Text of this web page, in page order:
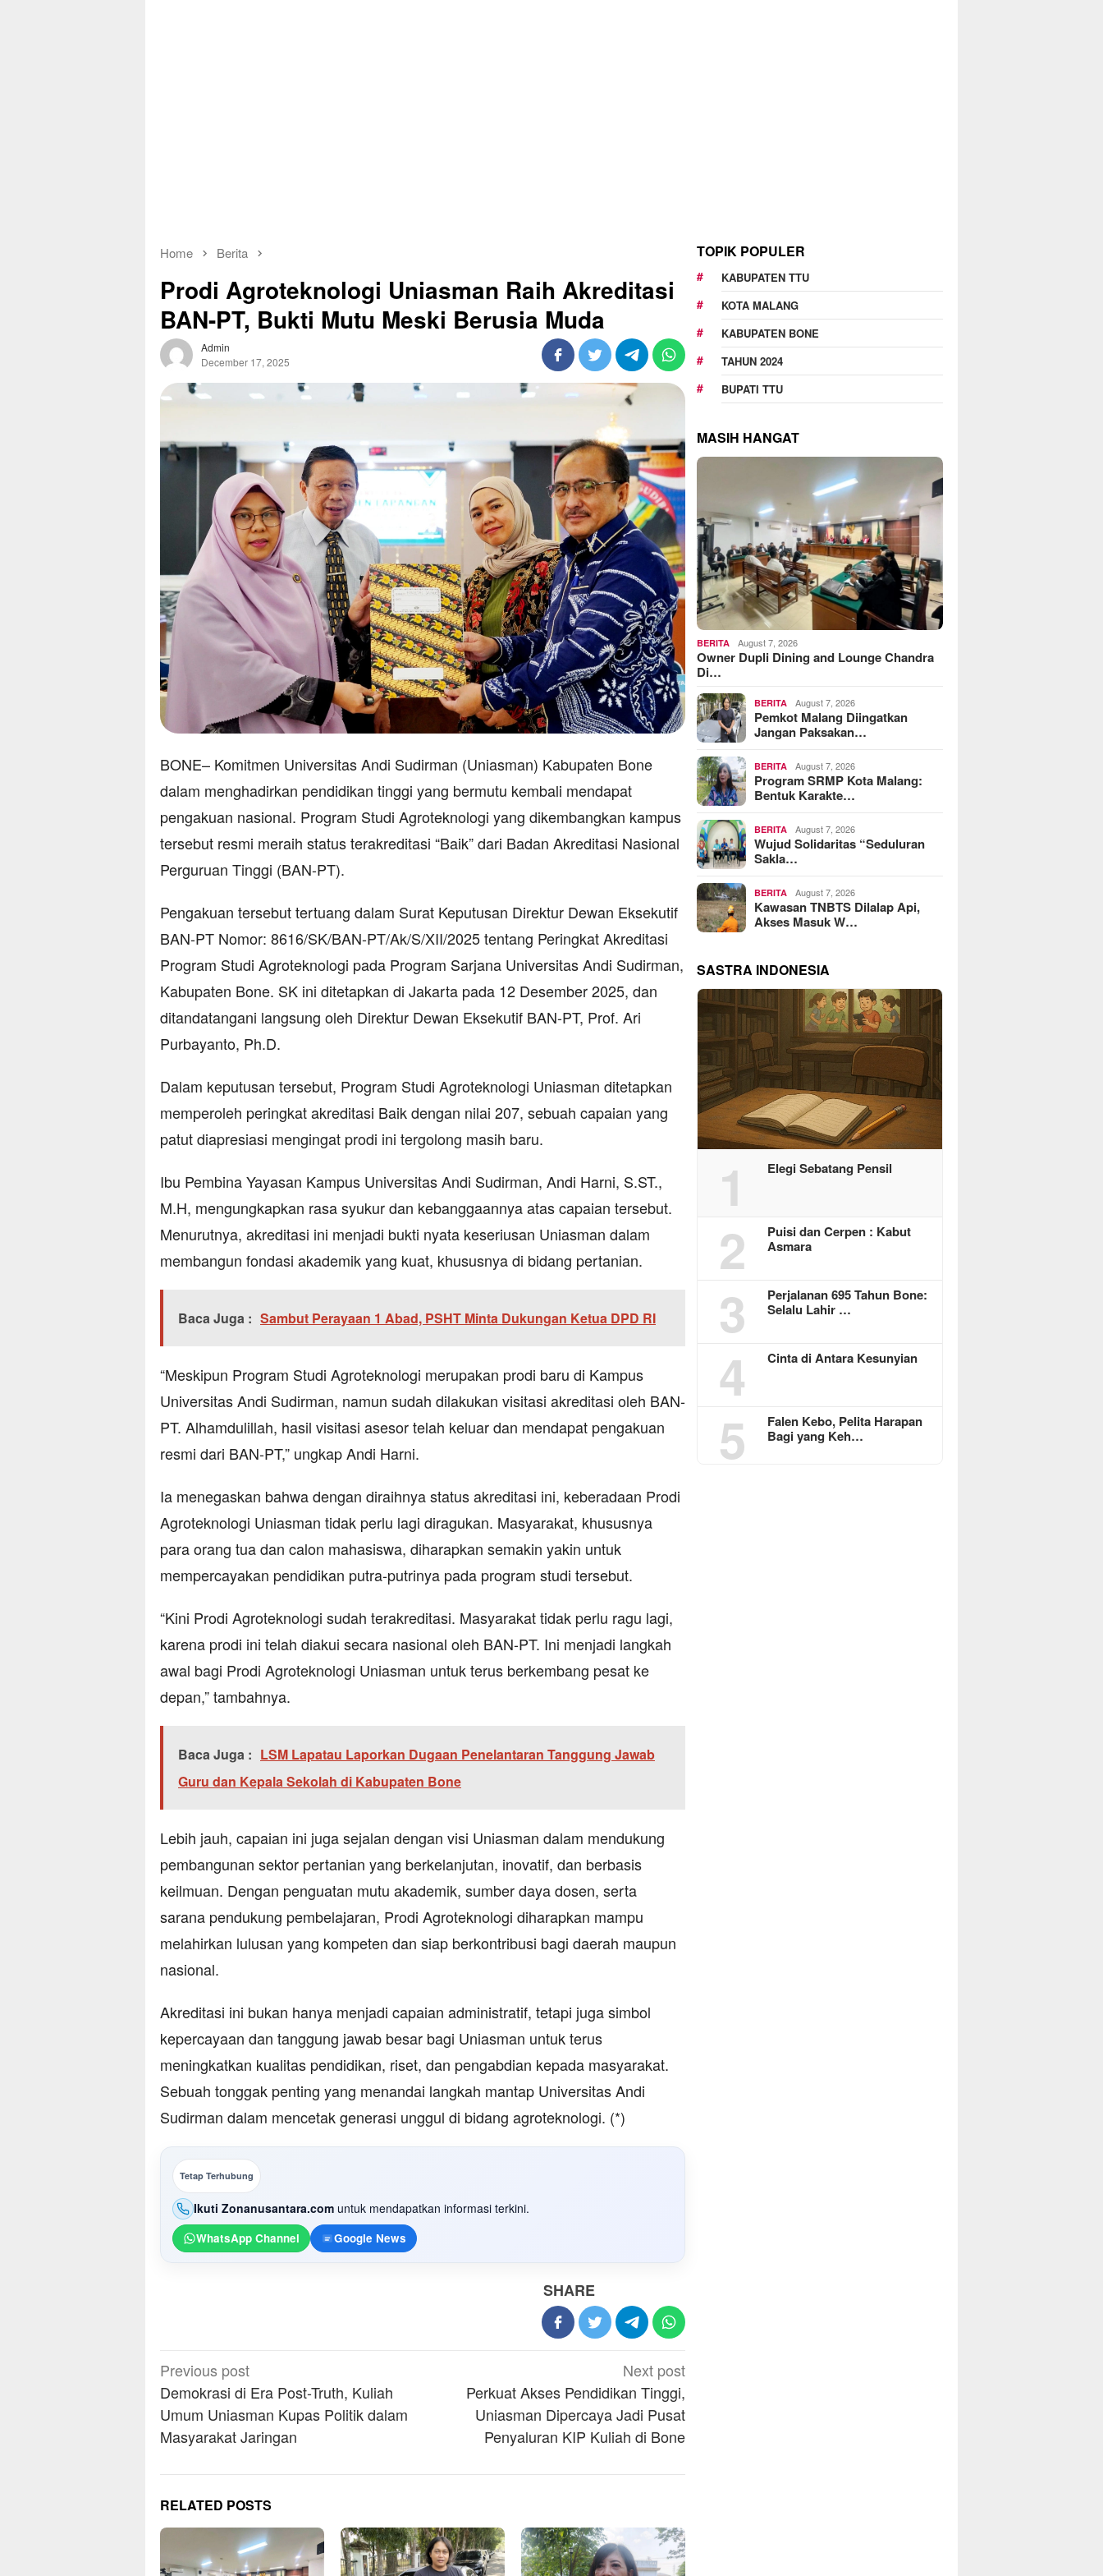
Home Berita
Prodi Agroteknologi Uniasman Raih Akreditasi
BAN-PT, Bukti Mutu Meski Berusia Muda
Admin
December 17, 2025
BONE– Komitmen Universitas Andi Sudirman (Uniasman) Kabupaten Bone
dalam menghadirkan pendidikan tinggi yang bermutu kembali mendapat
pengakuan nasional. Program Studi Agroteknologi yang dikembangkan kampus
tersebut resmi meraih status terakreditasi “Baik” dari Badan Akreditasi Nasional
Perguruan Tinggi (BAN-PT).
Pengakuan tersebut tertuang dalam Surat Keputusan Direktur Dewan Eksekutif
BAN-PT Nomor: 8616/SK/BAN-PT/Ak/S/XII/2025 tentang Peringkat Akreditasi
Program Studi Agroteknologi pada Program Sarjana Universitas Andi Sudirman,
Kabupaten Bone. SK ini ditetapkan di Jakarta pada 12 Desember 2025, dan
ditandatangani langsung oleh Direktur Dewan Eksekutif BAN-PT, Prof. Ari
Purbayanto, Ph.D.
Dalam keputusan tersebut, Program Studi Agroteknologi Uniasman ditetapkan
memperoleh peringkat akreditasi Baik dengan nilai 207, sebuah capaian yang
patut diapresiasi mengingat prodi ini tergolong masih baru.
Ibu Pembina Yayasan Kampus Universitas Andi Sudirman, Andi Harni, S.ST.,
M.H, mengungkapkan rasa syukur dan kebanggaannya atas capaian tersebut.
Menurutnya, akreditasi ini menjadi bukti nyata keseriusan Uniasman dalam
membangun fondasi akademik yang kuat, khususnya di bidang pertanian.
Baca Juga : Sambut Perayaan 1 Abad, PSHT Minta Dukungan Ketua DPD RI
“Meskipun Program Studi Agroteknologi merupakan prodi baru di Kampus
Universitas Andi Sudirman, namun sudah dilakukan visitasi akreditasi oleh BAN-
PT. Alhamdulillah, hasil visitasi asesor telah keluar dan mendapat pengakuan
resmi dari BAN-PT,” ungkap Andi Harni.
Ia menegaskan bahwa dengan diraihnya status akreditasi ini, keberadaan Prodi
Agroteknologi Uniasman tidak perlu lagi diragukan. Masyarakat, khususnya
para orang tua dan calon mahasiswa, diharapkan semakin yakin untuk
mempercayakan pendidikan putra-putrinya pada program studi tersebut.
“Kini Prodi Agroteknologi sudah terakreditasi. Masyarakat tidak perlu ragu lagi,
karena prodi ini telah diakui secara nasional oleh BAN-PT. Ini menjadi langkah
awal bagi Prodi Agroteknologi Uniasman untuk terus berkembang pesat ke
depan,” tambahnya.
Baca Juga : LSM Lapatau Laporkan Dugaan Penelantaran Tanggung Jawab
Guru dan Kepala Sekolah di Kabupaten Bone
Lebih jauh, capaian ini juga sejalan dengan visi Uniasman dalam mendukung
pembangunan sektor pertanian yang berkelanjutan, inovatif, dan berbasis
keilmuan. Dengan penguatan mutu akademik, sumber daya dosen, serta
sarana pendukung pembelajaran, Prodi Agroteknologi diharapkan mampu
melahirkan lulusan yang kompeten dan siap berkontribusi bagi daerah maupun
nasional.
Akreditasi ini bukan hanya menjadi capaian administratif, tetapi juga simbol
kepercayaan dan tanggung jawab besar bagi Uniasman untuk terus
meningkatkan kualitas pendidikan, riset, dan pengabdian kepada masyarakat.
Sebuah tonggak penting yang menandai langkah mantap Universitas Andi
Sudirman dalam mencetak generasi unggul di bidang agroteknologi. (*)
Tetap Terhubung
Ikuti Zonanusantara.com untuk mendapatkan informasi terkini.
WhatsApp Channel Google News
SHARE
Post
navigation
Previous post
Demokrasi di Era Post-Truth, Kuliah
Umum Uniasman Kupas Politik dalam
Masyarakat Jaringan
Next post
Perkuat Akses Pendidikan Tinggi,
Uniasman Dipercaya Jadi Pusat
Penyaluran KIP Kuliah di Bone
RELATED POSTS
TOPIK POPULER
KABUPATEN TTU
KOTA MALANG
KABUPATEN BONE
TAHUN 2024
BUPATI TTU
MASIH HANGAT
BERITA August 7, 2026
Owner Dupli Dining and Lounge Chandra
Di…
BERITA August 7, 2026
Pemkot Malang Diingatkan
Jangan Paksakan…
BERITA August 7, 2026
Program SRMP Kota Malang:
Bentuk Karakte…
BERITA August 7, 2026
Wujud Solidaritas “Seduluran
Sakla…
BERITA August 7, 2026
Kawasan TNBTS Dilalap Api,
Akses Masuk W…
SASTRA INDONESIA
1 Elegi Sebatang Pensil
2
Puisi dan Cerpen : Kabut
Asmara
3
Perjalanan 695 Tahun Bone:
Selalu Lahir …
4 Cinta di Antara Kesunyian
5
Falen Kebo, Pelita Harapan
Bagi yang Keh…